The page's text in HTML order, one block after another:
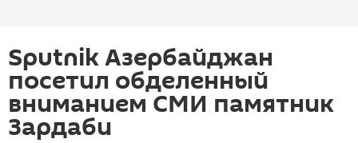
Sputnik Азербайджан
посетил обделенный
вниманием СМИ памятник
Зардаби